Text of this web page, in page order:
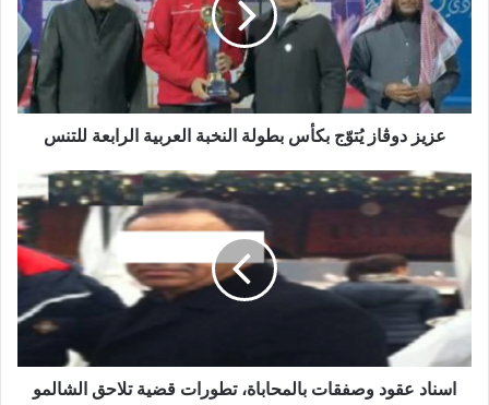
عزيز دوڨاز يُتوّج بكأس بطولة النخبة العربية الرابعة للتنس
اسناد عقود وصفقات بالمحاباة، تطورات قضية تلاحق الشالمو